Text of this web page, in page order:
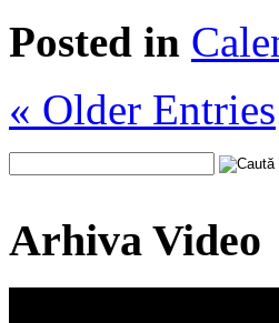
Posted in
« Older Entries
Arhiva Video